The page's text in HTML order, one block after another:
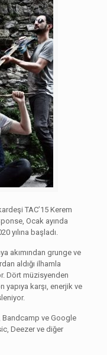
TAC’15 Kerem
Ocak ayında
yılına başladı.
akımından grunge ve
aldığı ilhamla
Dört müzisyenden
karşı, enerjik ve
Bandcamp ve Google
Deezer ve diğer